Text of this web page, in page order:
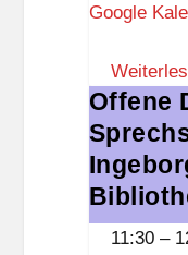
z
r
e
f
f
Google
Offene
Digitale
in
der
Offene
11:30 –